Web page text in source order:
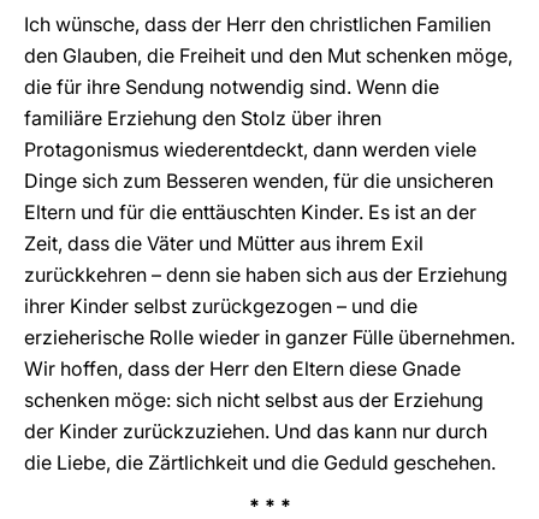
Ich wünsche, dass der Herr den christlichen Familien
den Glauben, die Freiheit und den Mut schenken möge,
die für ihre Sendung notwendig sind. Wenn die
familiäre Erziehung den Stolz über ihren
Protagonismus wiederentdeckt, dann werden viele
Dinge sich zum Besseren wenden, für die unsicheren
Eltern und für die enttäuschten Kinder. Es ist an der
Zeit, dass die Väter und Mütter aus ihrem Exil
zurückkehren – denn sie haben sich aus der Erziehung
ihrer Kinder selbst zurückgezogen – und die
erzieherische Rolle wieder in ganzer Fülle übernehmen.
Wir hoffen, dass der Herr den Eltern diese Gnade
schenken möge: sich nicht selbst aus der Erziehung
der Kinder zurückzuziehen. Und das kann nur durch
die Liebe, die Zärtlichkeit und die Geduld geschehen.
* * *